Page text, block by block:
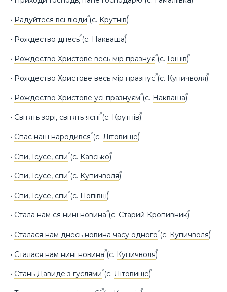
• Радуйтеся всі люди(с. Крутнів)
• Рождество днесь(с. Накваша)
• Рождество Христове весь мір празнує(с. Гошів)
• Рождество Христове весь мір празнує(с. Купичволя)
• Рождество Христове усі празнуєм(с. Накваша)
• Світять зорі, світять ясні(с. Крутнів)
• Спас наш народився(с. Літовище)
• Спи, Ісусе, спи(с. Кавсько)
• Спи, Ісусе, спи(с. Купичволя)
• Спи, Ісусе, спи(с. Попівці)
• Стала нам ся нині новина(с. Старий Кропивник)
• Сталася нам днесь новина часу одного(с. Купичволя)
• Сталася нам нині новина(с. Купичволя)
• Стань Давиде з гуслями(с. Літовище)